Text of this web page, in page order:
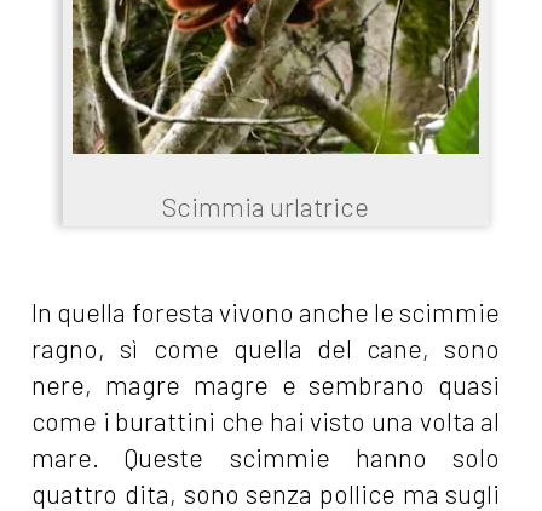
Scimmia urlatrice
In quella foresta vivono anche le scimmie
ragno, sì come quella del cane, sono
nere, magre magre e sembrano quasi
come i burattini che hai visto una volta al
mare. Queste scimmie hanno solo
quattro dita, sono senza pollice ma sugli